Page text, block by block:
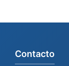
Contacto